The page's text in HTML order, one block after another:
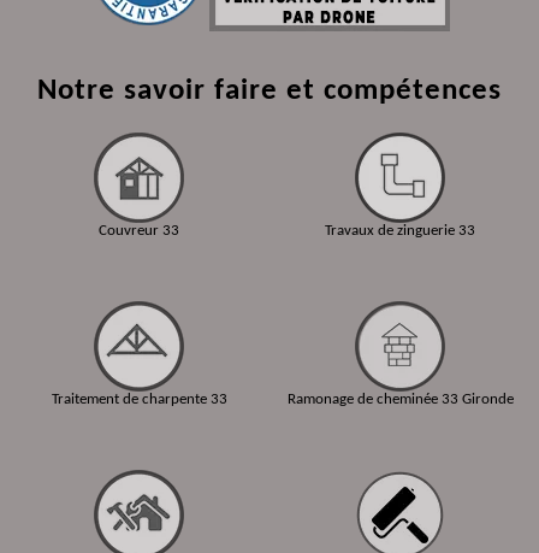
Notre savoir faire et compétences
Couvreur 33
Traitement de charpente 33
Travaux de zinguerie 33
Ramonage de cheminée 33 Gironde